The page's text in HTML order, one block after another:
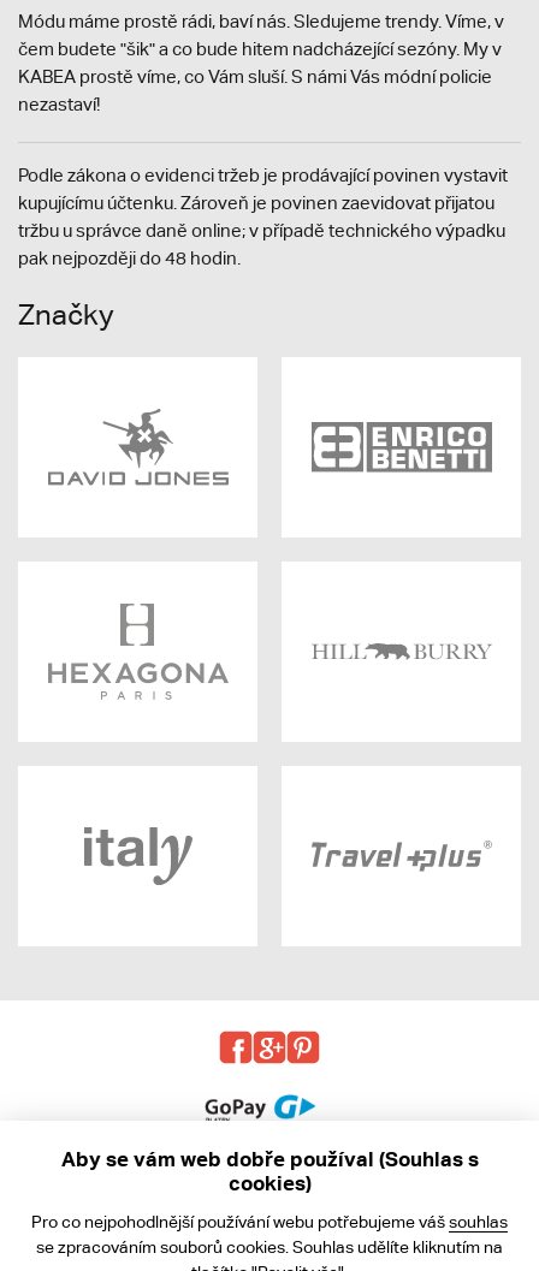
Módu máme prostě rádi, baví nás. Sledujeme trendy. Víme, v
čem budete "šik" a co bude hitem nadcházející sezóny. My v
KABEA prostě víme, co Vám sluší. S námi Vás módní policie
nezastaví!
Podle zákona o evidenci tržeb je prodávající povinen vystavit
kupujícímu účtenku. Zároveň je povinen zaevidovat přijatou
tržbu u správce daně online; v případě technického výpadku
pak nejpozději do 48 hodin.
Značky
Obchodní podmínky
Aby se vám web dobře používal (Souhlas s
cookies)
Pro co nejpohodlnější používání webu potřebujeme vášsouhlas
se zpracováním souborů cookies. Souhlas udělíte kliknutím na